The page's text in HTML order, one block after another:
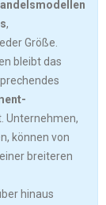
,
Größe.
bleibt das
Unternehmen,
können von
breiteren
hinaus